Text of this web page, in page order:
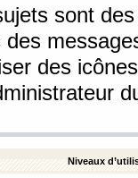
sont
des
Niveaux